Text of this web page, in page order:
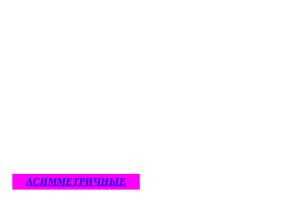
АСИММЕТРИЧНЫЕ